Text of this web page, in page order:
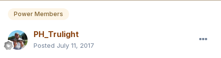
Power Members
PH_Trulight
Posted July 11, 2017